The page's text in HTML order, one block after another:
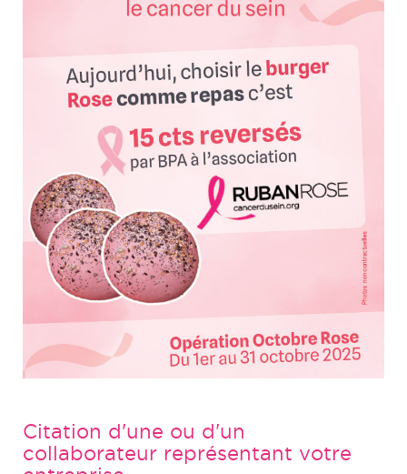
Citation d'une ou d'un
collaborateur représentant votre